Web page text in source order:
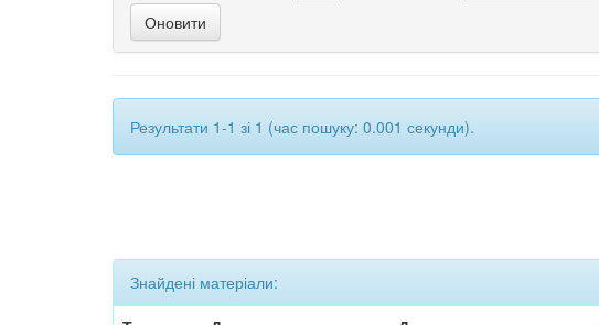
Результати 1-1 зі 1 (час пошуку: 0.001 секунди).
Знайдені матеріали: